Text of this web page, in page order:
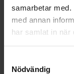
samarbetar
med annan
har samlat in när
Nödvändig
andra.”